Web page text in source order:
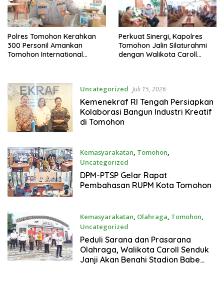
Polres Tomohon Kerahkan
300 Personil Amankan
Tomohon International
Perkuat Sinergi, Kapolres
Tomohon Jalin Silaturahmi
dengan Walikota Caroll
Uncategorized Juli 15, 2026
Kemenekraf RI Tengah Persiapkan
Kolaborasi Bangun Industri Kreatif
di Tomohon
Kemasyarakatan, Tomohon,
Uncategorized
Juli 14, 2026
DPM-PTSP Gelar Rapat
Pembahasan RUPM Kota Tomohon
Kemasyarakatan, Olahraga, Tomohon,
Uncategorized
Juli 8, 2026
Peduli Sarana dan Prasarana
Olahraga, Walikota Caroll Senduk
Janji Akan Benahi Stadion Babe